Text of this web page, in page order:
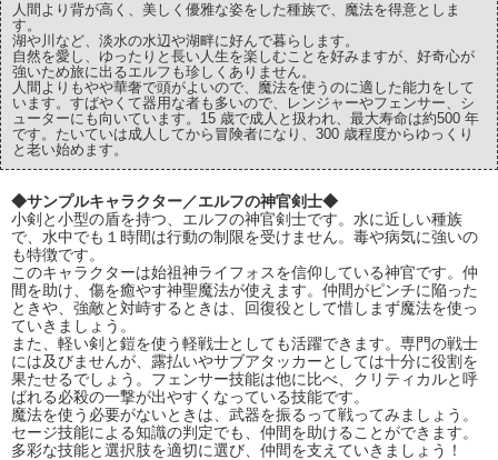
人間より背が高く、美しく優雅な姿をした種族で、魔法を得意としま
す。
湖や川など、淡水の水辺や湖畔に好んで暮らします。
自然を愛し、ゆったりと長い人生を楽しむことを好みますが、好奇心が
強いため旅に出るエルフも珍しくありません。
人間よりもやや華奢で頭がよいので、魔法を使うのに適した能力をして
います。すばやくて器用な者も多いので、レンジャーやフェンサー、シ
ューターにも向いています。15 歳で成人と扱われ、最大寿命は約500 年
です。たいていは成人してから冒険者になり、300 歳程度からゆっくり
と老い始めます。
◆サンプルキャラクター／エルフの神官剣士◆
小剣と小型の盾を持つ、エルフの神官剣士です。水に近しい種族
で、水中でも１時間は行動の制限を受けません。毒や病気に強いの
も特徴です。
このキャラクターは始祖神ライフォスを信仰している神官です。仲
間を助け、傷を癒やす神聖魔法が使えます。仲間がピンチに陥った
ときや、強敵と対峙するときは、回復役として惜しまず魔法を使っ
ていきましょう。
また、軽い剣と鎧を使う軽戦士としても活躍できます。専門の戦士
には及びませんが、露払いやサブアタッカーとしては十分に役割を
果たせるでしょう。フェンサー技能は他に比べ、クリティカルと呼
ばれる必殺の一撃が出やすくなっている技能です。
魔法を使う必要がないときは、武器を振るって戦ってみましょう。
セージ技能による知識の判定でも、仲間を助けることができます。
多彩な技能と選択肢を適切に選び、仲間を支えていきましょう！